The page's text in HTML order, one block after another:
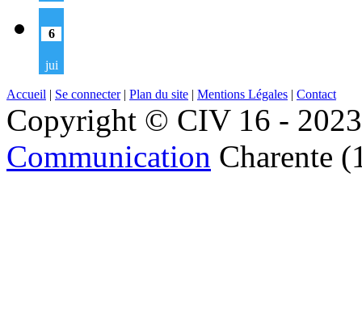
6
jui
Accueil | Se connecter| Plan du site | Mentions Légales | Contact
Copyright © CIV 16 -
Communication Charente